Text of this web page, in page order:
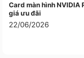
Card màn hình NVIDIA
giá ưu đãi
22/06/2026